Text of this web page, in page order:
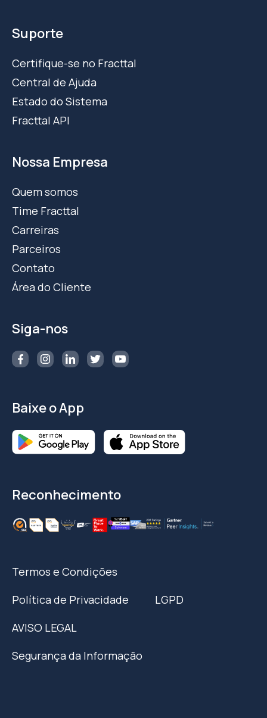
Suporte
Certifique-se no Fracttal
Central de Ajuda
Estado do Sistema
Fracttal API
Nossa Empresa
Quem somos
Time Fracttal
Carreiras
Parceiros
Contato
Área do Cliente
Siga-nos
Baixe o App
Reconhecimento
Termos e Condições
Política de Privacidade
LGPD
AVISO LEGAL
Segurança da Informação